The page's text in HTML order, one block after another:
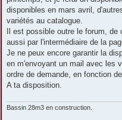
disponibles en mars avril,
variétés au catalogue.
Il est possible outre le forum,
aussi par l'intermédiaire de la
Je ne peux encore garantir la
en m'envoyant un mail avec les
ordre de demande, en fonction
A ta disposition.
Bassin 28m3 en construction.